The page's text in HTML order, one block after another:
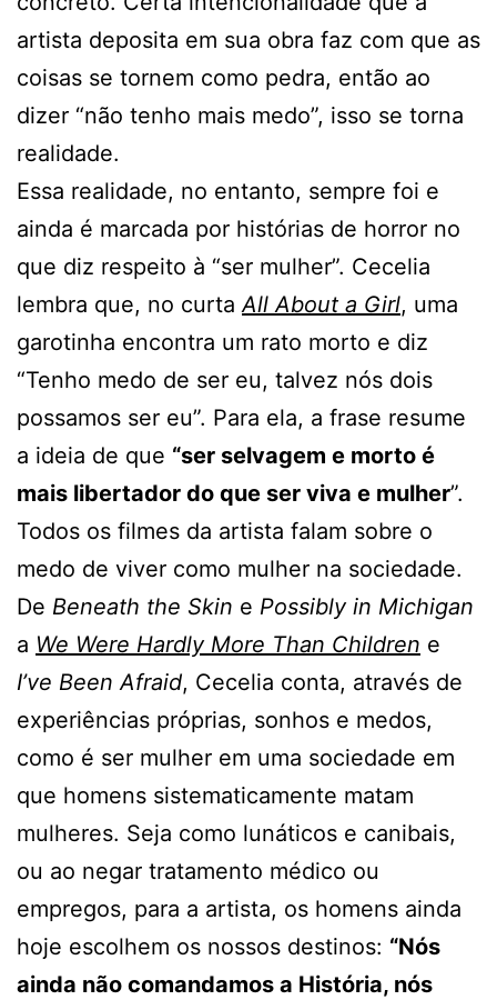
artista deposita em sua obra faz com que as
coisas se tornem como pedra, então ao
dizer “não tenho mais medo”, isso se torna
realidade.
Essa realidade, no entanto, sempre foi e
ainda é marcada por histórias de horror no
que diz respeito à “ser mulher”. Cecelia
lembra que, no curtaAll About a Girl, uma
garotinha encontra um rato morto e diz
“Tenho medo de ser eu, talvez nós dois
possamos ser eu”. Para ela, a frase resume
a ideia de que “ser selvagem e morto é
mais libertador do que ser viva e mulher”.
Todos os filmes da artista falam sobre o
medo de viver como mulher na sociedade.
De Beneath the Skin e Possibly in Michigan
a We Were Hardly More Than Children e
I’ve Been Afraid, Cecelia conta, através de
experiências próprias, sonhos e medos,
como é ser mulher em uma sociedade em
que homens sistematicamente matam
mulheres. Seja como lunáticos e canibais,
ou ao negar tratamento médico ou
empregos, para a artista, os homens ainda
hoje escolhem os nossos destinos: “Nós
ainda não comandamos a História, nós